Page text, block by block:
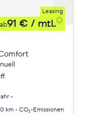
Leasing
ab91 € / mtl.
km
CO₂-Emissionen